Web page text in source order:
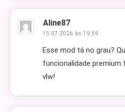
Aline87
15.07.2026 às 19:59
Esse mod tá no grau?
funcionalidade premium
vlw!